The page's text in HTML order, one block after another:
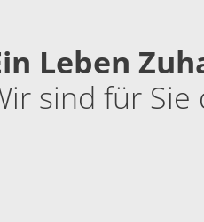
Leben
sind für Sie